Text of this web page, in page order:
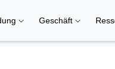
Geschäft